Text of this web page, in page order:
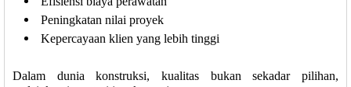
Peningkatan nilai proyek
Kepercayaan klien yang lebih tinggi
Dalam dunia konstruksi, kualitas bukan sekadar pilihan,